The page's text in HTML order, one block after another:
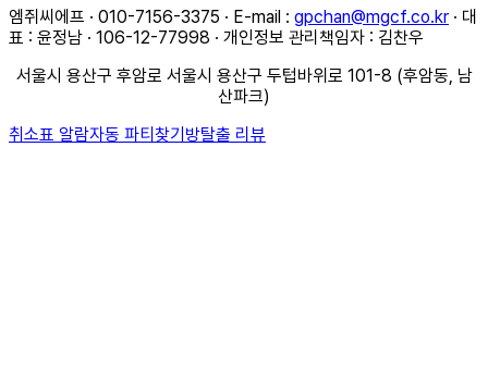
엠쥐씨에프 · 010-7156-3375 · E-mail : gpchan@mgcf.co.kr · 대
표 : 윤정남 · 106-12-77998 · 개인정보 관리책임자 : 김찬우
서울시 용산구 후암로 서울시 용산구 두텁바위로 101-8 (후암동, 남
산파크)
취소표 알람자동 파티찾기방탈출 리뷰